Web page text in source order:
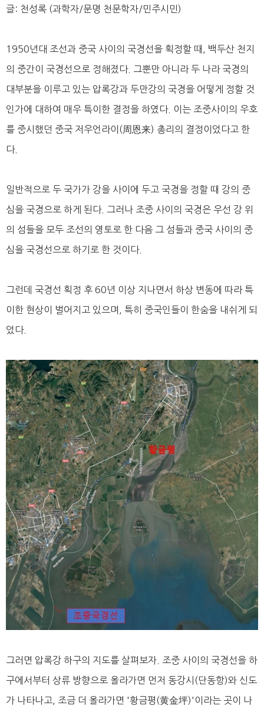
글: 천성록 (과학자/문명 천문학자/민주시민)
1950년대 조선과 중국 사이의 국경선을 획정할 때, 백두산 천지
의 중간이 국경선으로 정해졌다. 그뿐만 아니라 두 나라 국경의
대부분을 이루고 있는 압록강과 두만강의 국경을 어떻게 정할 것
인가에 대하여 매우 특이한 결정을 하였다. 이는 조중사이의 우호
를 중시했던 중국 저우언라이(周恩来) 총리의 결정이었다고 한
다.
일반적으로 두 국가가 강을 사이에 두고 국경을 정할 때 강의 중
심을 국경으로 하게 된다. 그러나 조중 사이의 국경은 우선 강 위
의 섬들을 모두 조선의 영토로 한 다음 그 섬들과 중국 사이의 중
심을 국경선으로 하기로 한 것이다.
그런데 국경선 획정 후 60년 이상 지나면서 하상 변동에 따라 특
이한 현상이 벌어지고 있으며, 특히 중국인들이 한숨을 내쉬게 되
었다.
그러면 압록강 하구의 지도를 살펴보자. 조중 사이의 국경선을 하
구에서부터 상류 방향으로 올라가면 먼저 동강시(단동항)와 신도
가 나타나고, 조금 더 올라가면 '황금평(黄金坪)'이라는 곳이 나